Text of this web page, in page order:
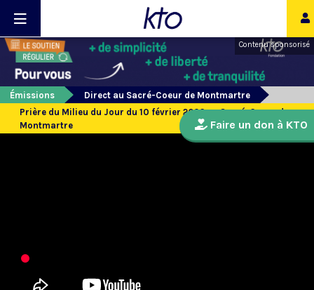
Contenu sponsorisé
Émissions
Direct au Sacré-Coeur de Montmartre
Prière du Milieu du Jour du 10 février 2026 au Sacré-Coeur de
Montmartre
Faire un don à KTO